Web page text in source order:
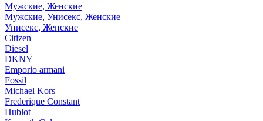
Мужские, Женские
Мужские, Унисекс, Женские
Унисекс, Женские
Citizen
Diesel
DKNY
Emporio armani
Fossil
Michael Kors
Frederique Constant
Hublot